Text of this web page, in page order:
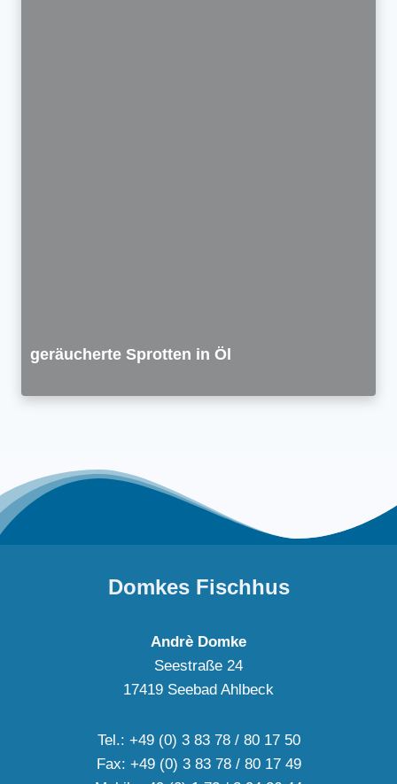
geräucherte Sprotten in Öl
Domkes Fischhus
Andrè Domke
Seestraße 24
17419 Seebad Ahlbeck
Tel.: +49 (0) 3 83 78 / 80 17 50
Fax: +49 (0) 3 83 78 / 80 17 49